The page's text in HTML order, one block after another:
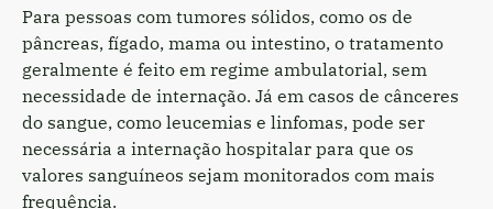
Para pessoas com tumores sólidos, como os de
pâncreas, fígado, mama ou intestino, o tratamento
geralmente é feito em regime ambulatorial, sem
necessidade de internação. Já em casos de cânceres
do sangue, como leucemias e linfomas, pode ser
necessária a internação hospitalar para que os
valores sanguíneos sejam monitorados com mais
frequência.